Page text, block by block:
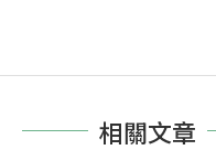
相關文章